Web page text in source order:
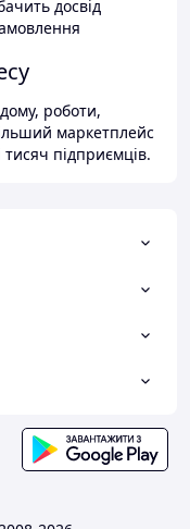
досвід
роботи,
маркетплейс
підприємців.